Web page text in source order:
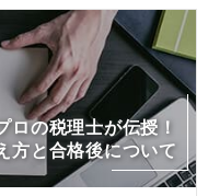
ロの税理士が伝授！
方と合格後について